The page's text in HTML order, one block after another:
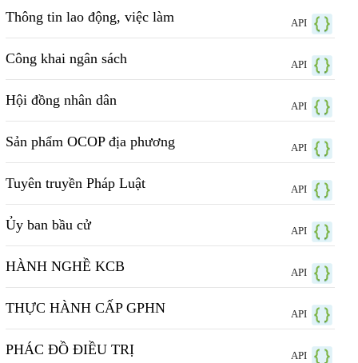
Thông tin lao động, việc làm API
Công khai ngân sách API
Hội đồng nhân dân API
Sản phẩm OCOP địa phương API
Tuyên truyền Pháp Luật API
Ủy ban bầu cử API
HÀNH NGHỀ KCB API
THỰC HÀNH CẤP GPHN API
PHÁC ĐỒ ĐIỀU TRỊ API